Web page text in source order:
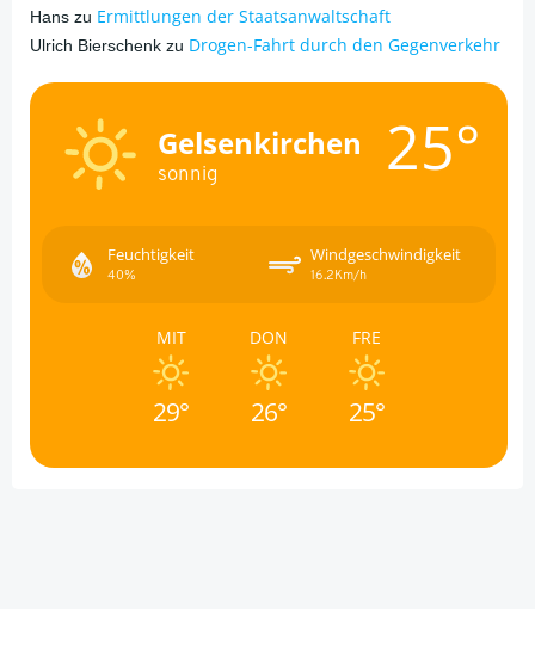
Hans zu Ermittlungen der Staatsanwaltschaft
Ulrich Bierschenk zu Drogen-Fahrt durch den Gegenverkehr
Gelsenkirchen
sonnig 25°
Feuchtigkeit
40%
Windgeschwindigkeit
16.2Km/h
MIT
29°
DON
26°
FRE
25°